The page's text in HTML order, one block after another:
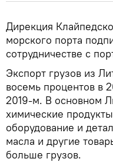
Дирекция
морского порта
сотрудничестве с
Экспорт грузов из
восемь процентов в
2019-м. В основном
химические
оборудование и
масла и другие
больше грузов.